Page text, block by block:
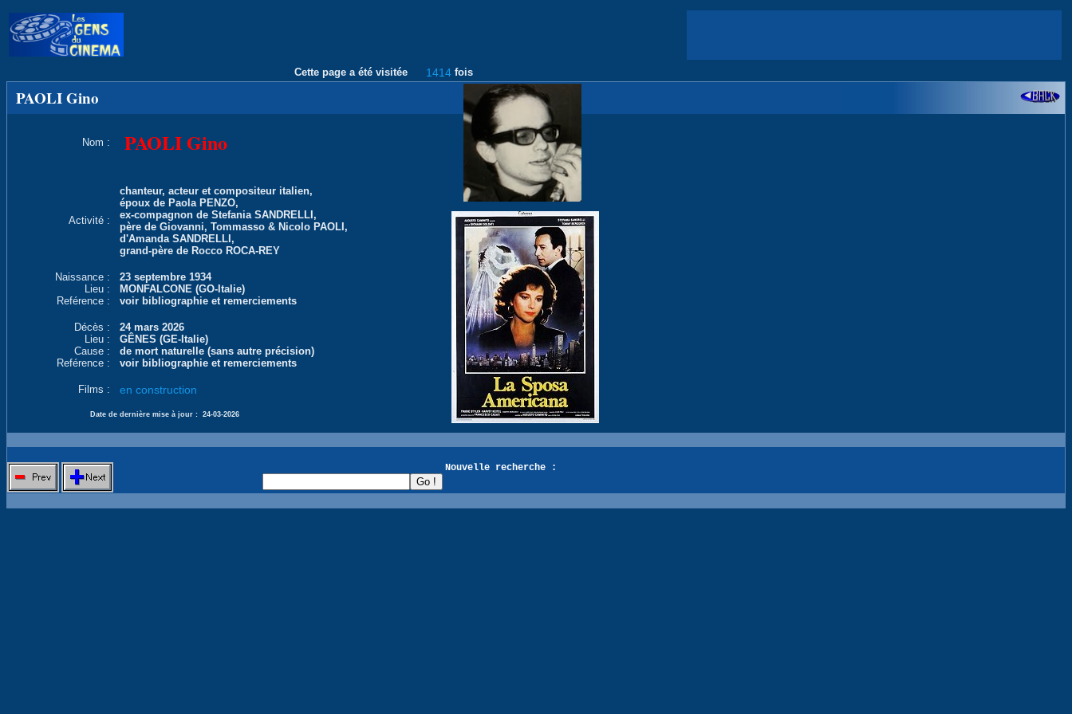
Cette page a été visitée 1414 fois
PAOLI Gino
Nom : PAOLI Gino
Activité :
chanteur, acteur et compositeur italien,
époux de Paola PENZO,
ex-compagnon de Stefania SANDRELLI,
père de Giovanni, Tommasso & Nicolo PAOLI,
d'Amanda SANDRELLI,
grand-père de Rocco ROCA-REY
Naissance :
23 septembre 1934
Lieu :
MONFALCONE (GO-Italie)
Reférence :
voir bibliographie et remerciements
Décès :
24 mars 2026
Lieu :
GÊNES (GE-Italie)
Cause :
de mort naturelle (sans autre précision)
Reférence :
voir bibliographie et remerciements
Films : en construction
Date de dernière mise à jour : 24-03-2026
Nouvelle recherche :